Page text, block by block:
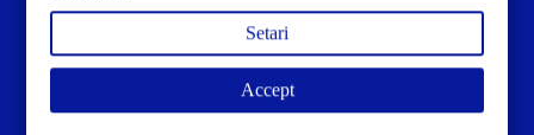
Setari
Accept